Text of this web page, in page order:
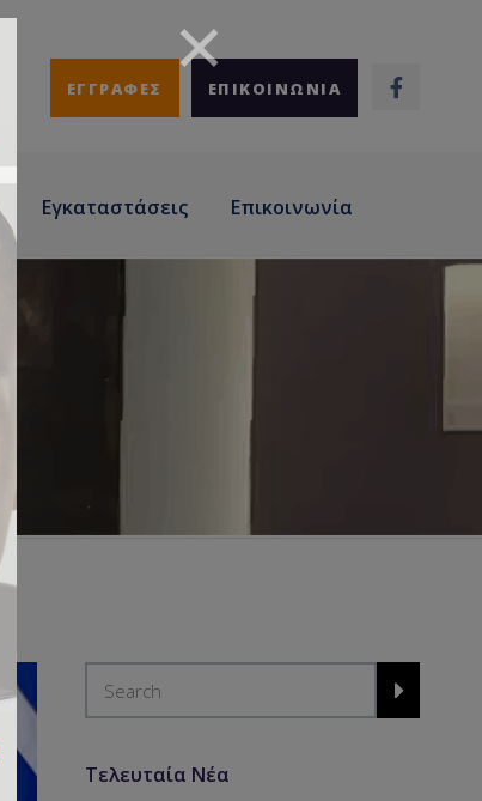
ΕΓΓΡΑΦΕΣ ΕΠΙΚΟΙΝΩΝΙΑ
Εγκαταστάσεις Επικοινωνία
Τελευταία Νέα